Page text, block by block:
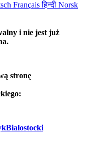
Françaisहिन्दी Norsk
i nie jest już
stronę